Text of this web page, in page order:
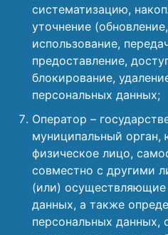
систематизацию,
уточнение
использование,
предоставление,
блокирование,
персональных данных;
Оператор –
муниципальный орган,
физическое лицо,
совместно с другими
(или) осуществляющие
данных, а также
персональных данных,